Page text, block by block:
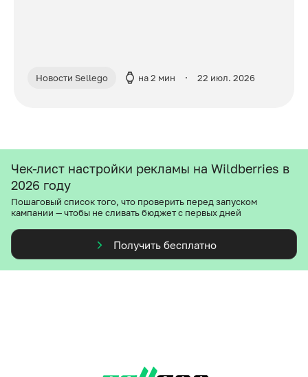
Новости Sellego на 2 мин 22 июл. 2026
Чек-лист настройки рекламы на Wildberries в
2026 году
Пошаговый список того, что проверить перед запуском
кампании — чтобы не сливать бюджет с первых дней
Получить бесплатно